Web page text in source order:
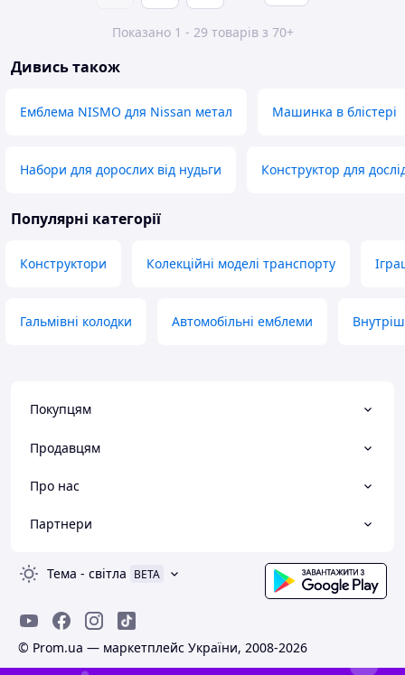
Показано 1 - 29 товарів з 70+
Дивись також
Емблема NISMO для Nissan метал Машинка в блістері
Набори для дорослих від нудьги Конструктор для
Популярні категорії
Конструктори Колекційні моделі транспорту
Гальмівні колодки Автомобільні емблеми
Покупцям
Продавцям
Про нас
Партнери
Тема - світла BETA
© Prom.ua — маркетплейс України, 2008-2026